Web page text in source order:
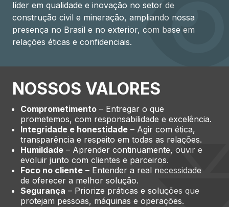
líder em qualidade e inovação no setor de
construção civil e mineração, ampliando nossa
presença no Brasil e no exterior, com base em
relações éticas e confidenciais.
NOSSOS VALORES
Comprometimento – Entregar o que
prometemos, com responsabilidade e excelência.
Integridade e honestidade – Agir com ética,
transparência e respeito em todas as relações.
Humildade – Aprender continuamente, ouvir e
evoluir junto com clientes e parceiros.
Foco no cliente – Entender a real necessidade
de oferecer a melhor solução.
Segurança – Priorize práticas e soluções que
protejam pessoas, máquinas e operações.